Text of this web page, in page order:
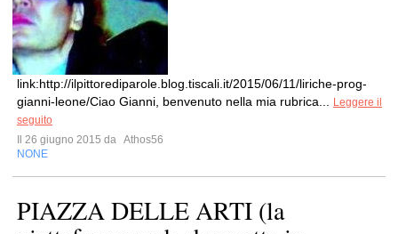
link:http://ilpittorediparole.blog.tiscali.it/2015/06/11/liriche-prog-
gianni-leone/Ciao Gianni, benvenuto nella mia rubrica...
Leggere il
seguito
Il 26 giugno 2015 da Athos56
NONE
PIAZZA DELLE ARTI (la